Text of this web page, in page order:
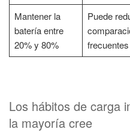
Mantener la
batería entre
20% y 80%
Puede
frecuentes
Los hábitos de carga
la mayoría cree